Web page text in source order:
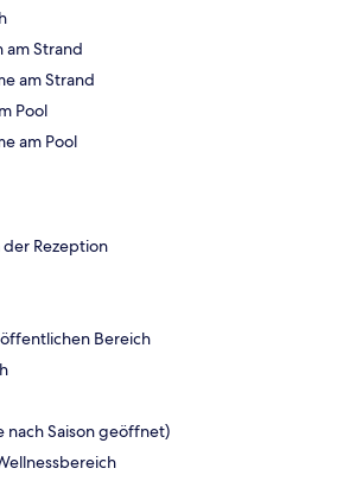
am Strand
am Strand
Pool
am Pool
der Rezeption
Bereich
nach Saison geöffnet)